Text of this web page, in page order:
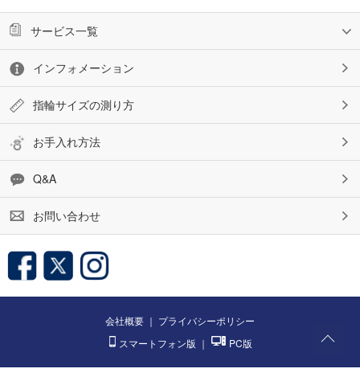
サービス一覧
インフォメーション
指輪サイズの測り方
お手入れ方法
Q&A
お問い合わせ
会社概要 ｜ プライバシーポリシー
スマートフォン版 ｜ PC版